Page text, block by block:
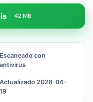
42 MB
Escaneado con
antivirus
Actualizado 2026-04-
19